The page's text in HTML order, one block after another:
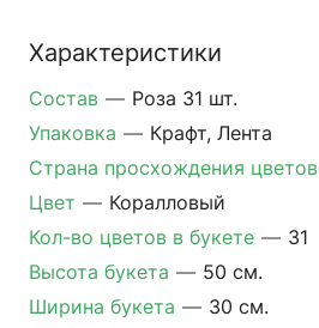
Характеристики
Состав — Роза 31 шт.
Упаковка — Крафт, Лента
Страна просхождения цветов
Цвет — Коралловый
Кол-во цветов в букете — 31
Высота букета — 50 см.
Ширина букета — 30 см.